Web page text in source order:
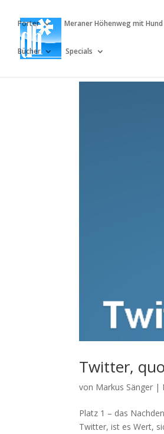
Porter Meraner Höhenweg mit Hund
Bücher Specials
Twitter,
von Markus Sänger |
Platz 1 – das
Twitter, ist es Wert,